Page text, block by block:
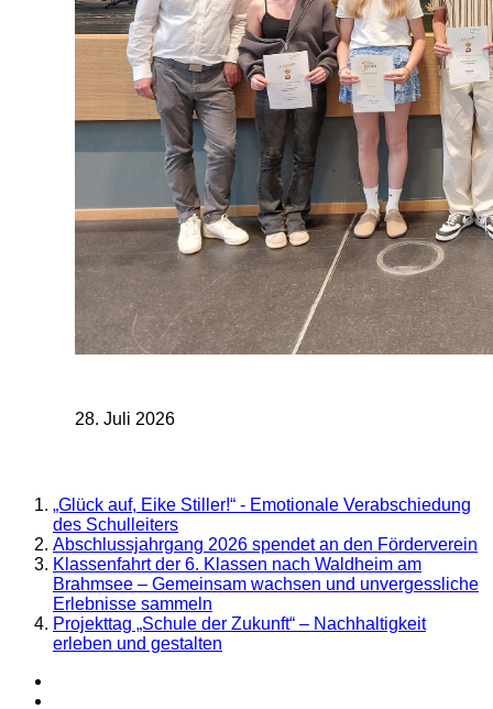
28. Juli 2026
„Glück auf, Eike Stiller!“ - Emotionale Verabschiedung
des Schulleiters
Abschlussjahrgang 2026 spendet an den Förderverein
Klassenfahrt der 6. Klassen nach Waldheim am
Brahmsee – Gemeinsam wachsen und unvergessliche
Erlebnisse sammeln
Projekttag „Schule der Zukunft“ – Nachhaltigkeit
erleben und gestalten